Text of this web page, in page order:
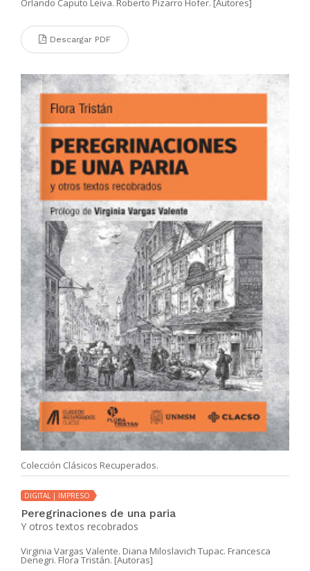
Orlando Caputo Leiva. Roberto Pizarro Hofer. [Autores]
Descargar PDF
Colección Clásicos Recuperados.
DIGITAL | IMPRESO
Peregrinaciones de una paria
Y otros textos recobrados
Virginia Vargas Valente. Diana Miloslavich Tupac. Francesca
Denegri. Flora Tristán. [Autoras]